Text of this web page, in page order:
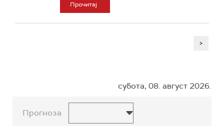
Прочитај
>
субота, 08. август 2026.
Прогноза